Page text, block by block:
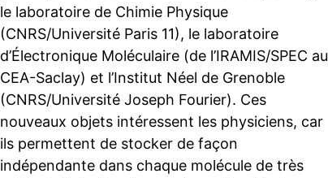
le laboratoire de Chimie Physique
(CNRS/Université Paris 11), le laboratoire
d’Électronique Moléculaire (de l’IRAMIS/SPEC au
CEA-Saclay) et l’Institut Néel de Grenoble
(CNRS/Université Joseph Fourier). Ces
nouveaux objets intéressent les physiciens, car
ils permettent de stocker de façon
indépendante dans chaque molécule de très